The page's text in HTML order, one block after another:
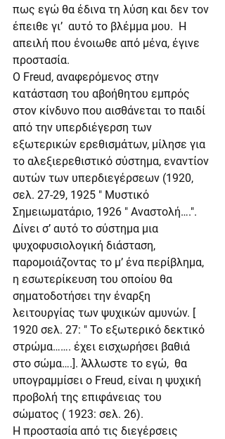
πως εγώ θα έδινα τη λύση και δεν τον
έπειθε γι’  αυτό το βλέμμα μου.  Η
απειλή που ένοιωθε από μένα, έγινε
προστασία.
Ο Freud, αναφερόμενος στην
κατάσταση του αβοήθητου εμπρός
στον κίνδυνο που αισθάνεται το παιδί
από την υπερδιέγερση των
εξωτερικών ερεθισμάτων, μίλησε για
το αλεξιερεθιστικό σύστημα, εναντίον
αυτών των υπερδιεγέρσεων (1920,
σελ. 27-29, 1925 " Μυστικό
Σημειωματάριο, 1926 " Αναστολή….".
Δίνει σ’ αυτό το σύστημα μια
ψυχοφυσιολογική διάσταση,
παρομοιάζοντας το μ’ ένα περίβλημα,
η εσωτερίκευση του οποίου θα
σηματοδοτήσει την έναρξη
λειτουργίας των ψυχικών αμυνών. [
1920 σελ. 27: " Το εξωτερικό δεκτικό
στρώμα……. έχει εισχωρήσει βαθιά
στο σώμα….]. Άλλωστε το εγώ,  θα
υπογραμμίσει ο Freud, είναι η ψυχική
προβολή της επιφάνειας του
σώματος ( 1923: σελ. 26).
Η προστασία από τις διεγέρσεις